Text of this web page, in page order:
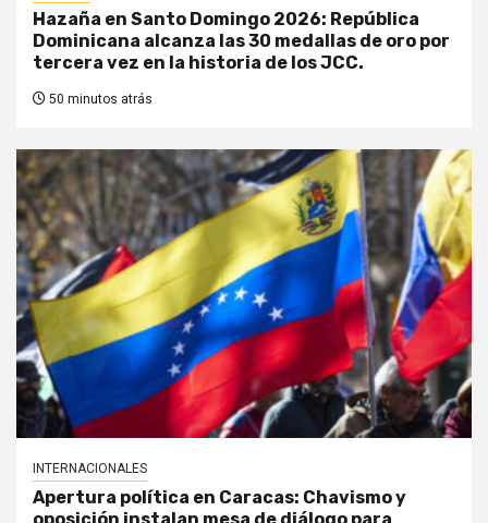
Hazaña en Santo Domingo 2026: República
Dominicana alcanza las 30 medallas de oro por
tercera vez en la historia de los JCC.
50 minutos atrás
INTERNACIONALES
Apertura política en Caracas: Chavismo y